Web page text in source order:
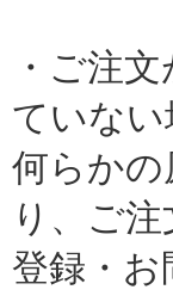
・ご注
ていない
何らか
り、ご
登録・